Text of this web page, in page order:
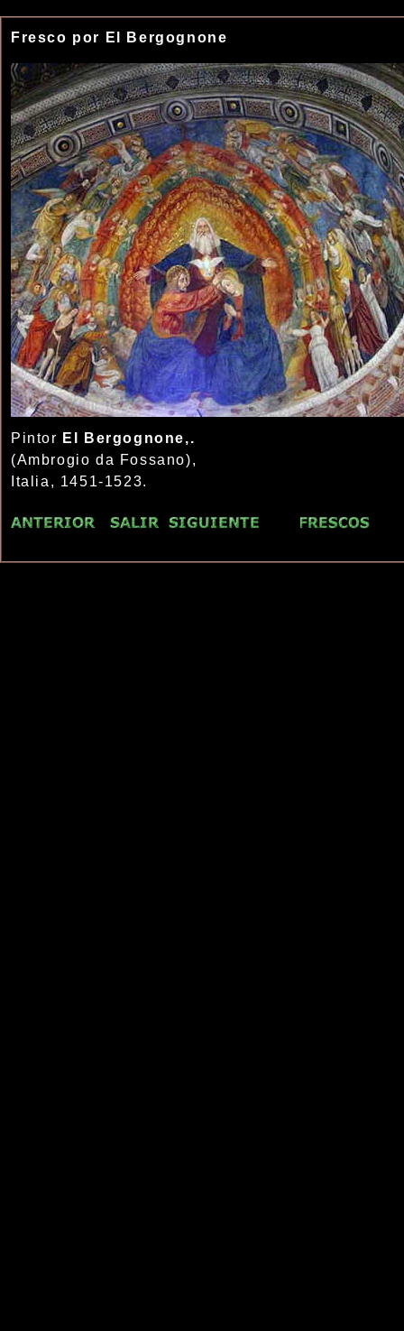
Fresco por El Bergognone
Pintor El Bergognone,.
(Ambrogio da Fossano),
Italia, 1451-1523.